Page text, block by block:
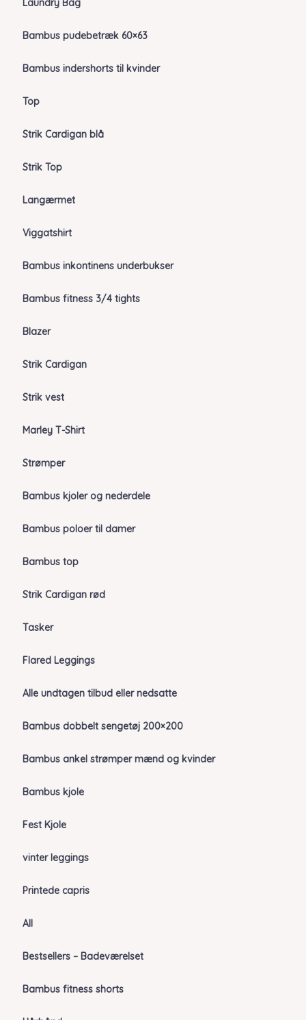
Laundry Bag
Bambus pudebetræk 60×63
Bambus indershorts til kvinder
Top
Strik Cardigan blå
Strik Top
Langærmet
Viggatshirt
Bambus inkontinens underbukser
Bambus fitness 3/4 tights
Blazer
Strik Cardigan
Strik vest
Marley T-Shirt
Strømper
Bambus kjoler og nederdele
Bambus poloer til damer
Bambus top
Strik Cardigan rød
Tasker
Flared Leggings
Alle undtagen tilbud eller nedsatte
Bambus dobbelt sengetøj 200×200
Bambus ankel strømper mænd og kvinder
Bambus kjole
Fest Kjole
vinter leggings
Printede capris
All
Bestsellers – Badeværelset
Bambus fitness shorts